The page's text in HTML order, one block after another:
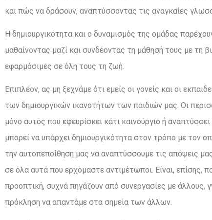
και πώς να δράσουν, αναπτύσσοντας τις αναγκαίες
Η δημιουργικότητα και ο δυναμισμός της ομάδας
μαθαίνοντας μαζί και συνδέοντας τη μάθησή τους με τη
εφαρμόσιμες σε όλη τους τη ζωή.
Επιπλέον, ας μη ξεχνάμε ότι εμείς οι γονείς και οι
των δημιουργικών ικανοτήτων των παιδιών μας. Οι
μόνο αυτός που εφευρίσκει κάτι καινούργιο ή
μπορεί να υπάρχει δημιουργικότητα στον τρόπο με τον
την αυτοπεποίθηση μας να αναπτύσσουμε τις απόψεις
σε όλα αυτά που ερχόμαστε αντιμέτωποι. Είναι, επίσης,
προοπτική, συχνά πηγάζουν από συνεργασίες με άλλους,
πρόκληση να απαντάμε στα σημεία των άλλων.